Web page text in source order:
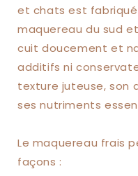
et chats est
maquereau du sud
cuit doucement et
additifs ni
texture juteuse, son
ses nutriments
Le maquereau frais
façons :